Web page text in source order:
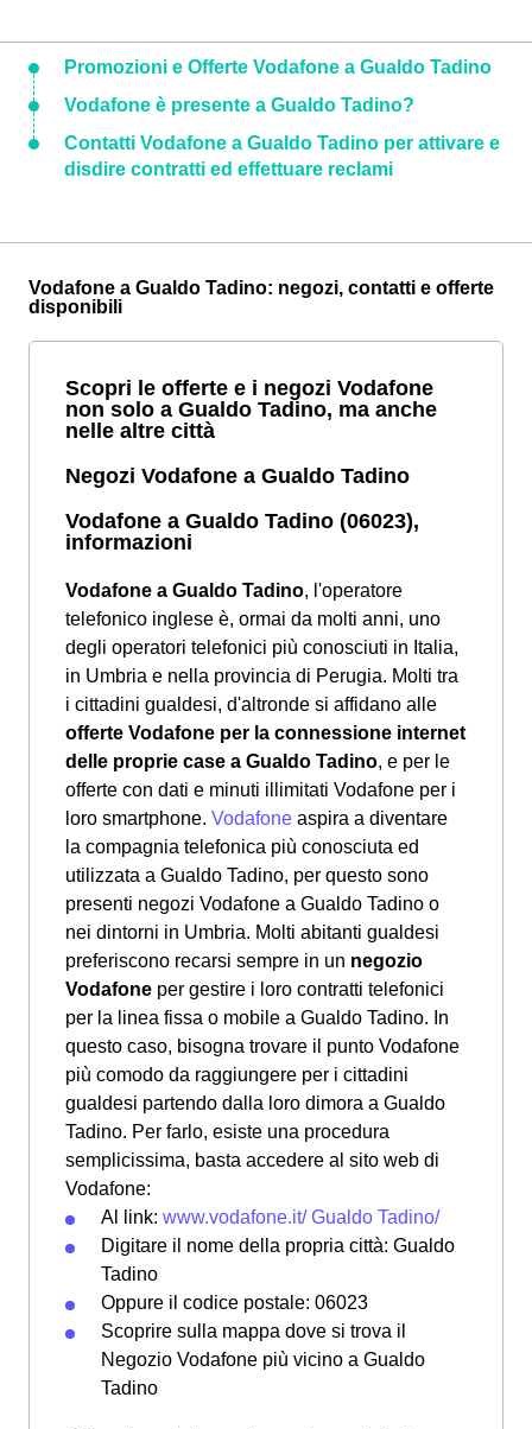
Promozioni e Offerte Vodafone a Gualdo Tadino
Vodafone è presente a Gualdo Tadino?
Contatti Vodafone a Gualdo Tadino per attivare e
disdire contratti ed effettuare reclami
Vodafone a Gualdo Tadino: negozi, contatti e offerte
disponibili
Scopri le offerte e i negozi Vodafone
non solo a Gualdo Tadino, ma anche
nelle altre città
Negozi Vodafone a Gualdo Tadino
Vodafone a Gualdo Tadino (06023),
informazioni
Vodafone a Gualdo Tadino, l'operatore
telefonico inglese è, ormai da molti anni, uno
degli operatori telefonici più conosciuti in Italia,
in Umbria e nella provincia di Perugia. Molti tra
i cittadini gualdesi, d'altronde si affidano alle
offerte Vodafone per la connessione internet
delle proprie case a Gualdo Tadino, e per le
offerte con dati e minuti illimitati Vodafone per i
loro smartphone. Vodafone aspira a diventare
la compagnia telefonica più conosciuta ed
utilizzata a Gualdo Tadino, per questo sono
presenti negozi Vodafone a Gualdo Tadino o
nei dintorni in Umbria. Molti abitanti gualdesi
preferiscono recarsi sempre in un negozio
Vodafone per gestire i loro contratti telefonici
per la linea fissa o mobile a Gualdo Tadino. In
questo caso, bisogna trovare il punto Vodafone
più comodo da raggiungere per i cittadini
gualdesi partendo dalla loro dimora a Gualdo
Tadino. Per farlo, esiste una procedura
semplicissima, basta accedere al sito web di
Vodafone:
Al link: www.vodafone.it/ Gualdo Tadino/
Digitare il nome della propria città: Gualdo
Tadino
Oppure il codice postale: 06023
Scoprire sulla mappa dove si trova il
Negozio Vodafone più vicino a Gualdo
Tadino